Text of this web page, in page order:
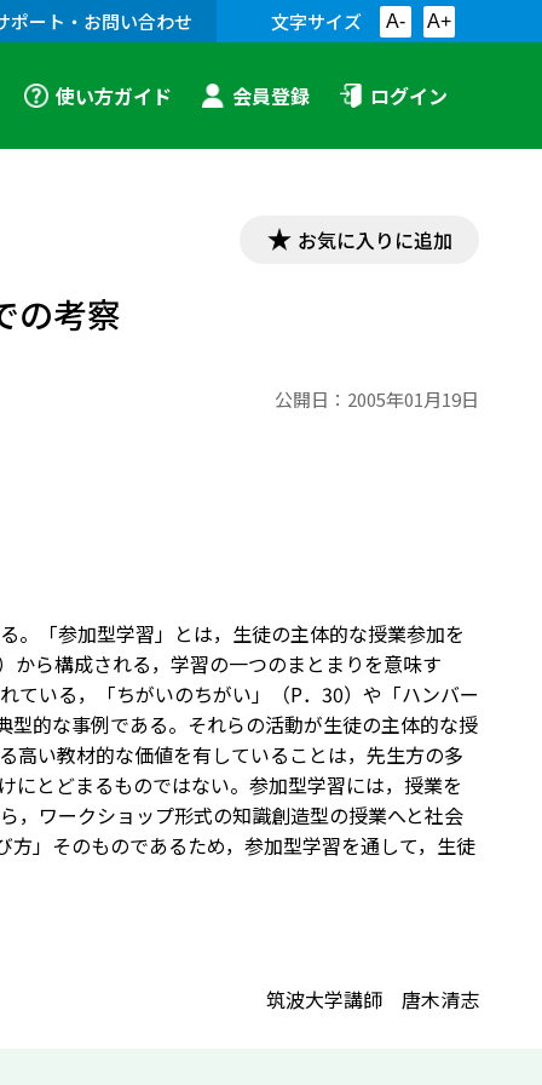
ポート・お問い合わせ 文字サイズ A- A+
使い方ガイド 会員登録 ログイン
お気に入りに追加
の考察
公開日： 2005年01月19日
。「参加型学習」とは，生徒の主体的な授業参加を
から構成される，学習の一つのまとまりを意味す
いる，「ちがいのちがい」（P．30）や「ハンバー
的な事例である。それらの活動が生徒の主体的な授
高い教材的な価値を有していることは，先生方の多
にとどまるものではない。参加型学習には，授業を
，ワークショップ形式の知識創造型の授業へと社会
」そのものであるため，参加型学習を通して，生徒
筑波大学講師 唐木清志